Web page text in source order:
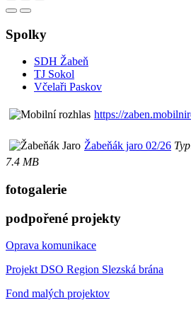
Spolky
SDH Žabeň
TJ Sokol
Včelaři Paskov
https://
Žabeňák jaro 02/26
7.4 MB
fotogalerie
podpořené projekty
Oprava komunikace
Projekt DSO Region Slezská brána
Fond malých projektov